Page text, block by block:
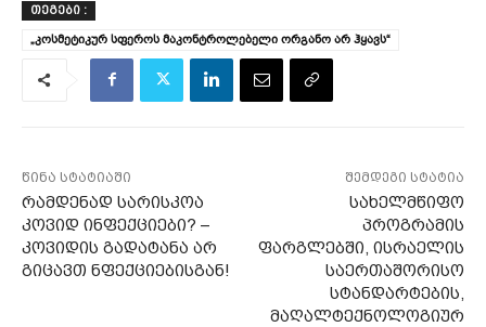
ᲗᲔᲒᲔᲑᲘ :
„კოსმეტიკურ სფეროს მაკონტროლებელი ორგანო არ ჰყავს“
წინა სტატიაში
რამდენად სარისკოა
კოვიდ ინფექციები? –
კოვიდის გადატანა არ
გიცავთ ნფექციებისგან!
შემდეგი სტატია
სახელმწიფო
პროგრამის
ფარგლებში, ისრაელის
საერთაშორისო
სტანდარტების,
მაღალტექნოლოგიურ